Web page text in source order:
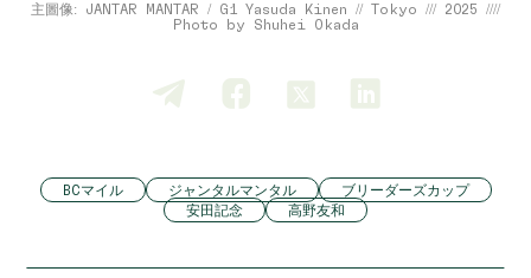
主圖像: JANTAR MANTAR / G1 Yasuda Kinen // Tokyo /// 2025 ////
Photo by Shuhei Okada
BCマイル ジャンタルマンタル
ブリーダーズカップ
安田記念
高野友和